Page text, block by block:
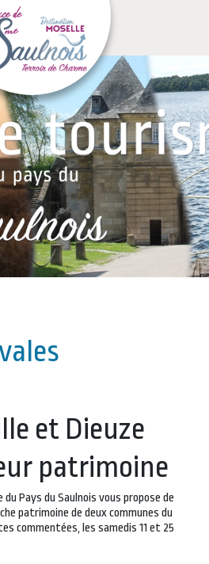
et Dieuze
patrimoine
Pays du Saulnois vous propose de
patrimoine de deux communes du
commentées, les samedis 11 et 25